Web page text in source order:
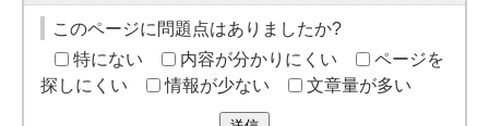
このページに問題点はありましたか?
特にない
内容が分かりにくい
ページを
探しにくい
情報が少ない 文章量が多い